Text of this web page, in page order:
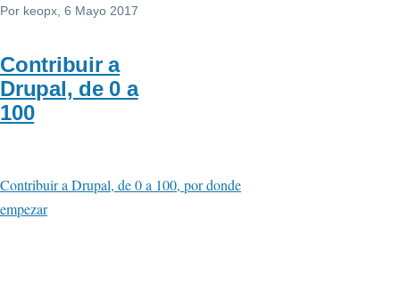
Por keopx, 6 Mayo 2017
Contribuir a
Drupal, de 0 a
100
Contribuir a Drupal, de 0 a 100, por donde
empezar